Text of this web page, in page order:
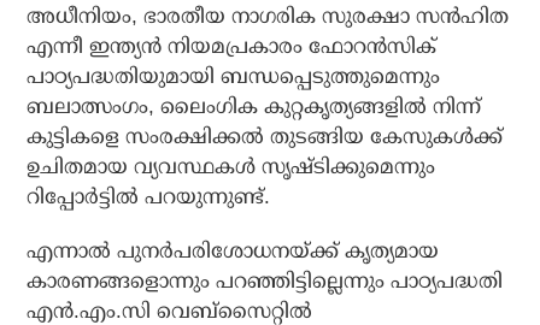
അധീനിയം, ഭാരതീയ നാഗരിക സുരക്ഷാ സന്‍ഹിത
എന്നീ ഇന്ത്യന്‍ നിയമപ്രകാരം ഫോറന്‍സിക്
പാഠ്യപദ്ധതിയുമായി ബന്ധപ്പെടുത്തുമെന്നും
ബലാത്സംഗം, ലൈംഗിക കുറ്റകൃത്യങ്ങളില്‍ നിന്ന്
കുട്ടികളെ സംരക്ഷിക്കല്‍ തുടങ്ങിയ കേസുകള്‍ക്ക്
ഉചിതമായ വ്യവസ്ഥകള്‍ സൃഷ്ടിക്കുമെന്നും
റിപ്പോര്‍ട്ടില്‍ പറയുന്നുണ്ട്.
എന്നാല്‍ പുനര്‍പരിശോധനയ്ക്ക് കൃത്യമായ
കാരണങ്ങളൊന്നും പറഞ്ഞിട്ടില്ലെന്നും പാഠ്യപദ്ധതി
എന്‍.എം.സി വെബ്‌സൈറ്റില്‍